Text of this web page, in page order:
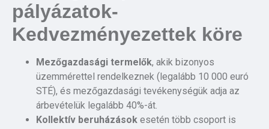
pályázatok-
Kedvezményezettek köre
Mezőgazdasági termelők, akik bizonyos
üzemmérettel rendelkeznek (legalább 10 000 euró
STÉ), és mezőgazdasági tevékenységük adja az
árbevételük legalább 40%-át.
Kollektív beruházások esetén több csoport is